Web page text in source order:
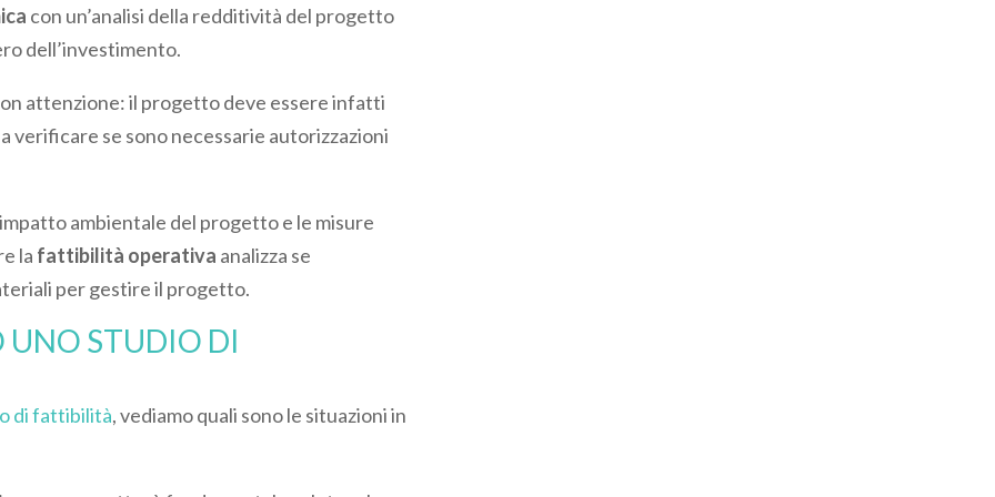
con un’analisi della redditività del progetto
dell’investimento.
attenzione: il progetto deve essere infatti
verificare se sono necessarie autorizzazioni
ambientale del progetto e le misure
la fattibilità operativa analizza se
per gestire il progetto.
UNO STUDIO DI
di fattibilità, vediamo quali sono le situazioni in